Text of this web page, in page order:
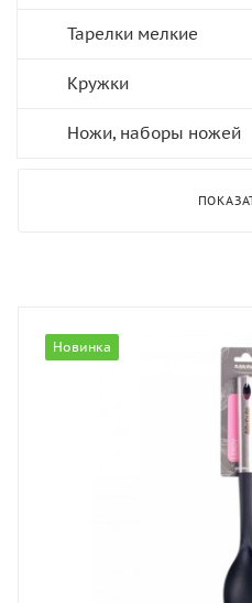
Тарелки мелкие
Кружки
Ножи, наборы ножей
Новинка